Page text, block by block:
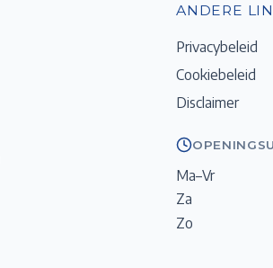
ANDERE
Privacybeleid
Cookiebeleid
Disclaimer
Ma–Vr
Za
Zo